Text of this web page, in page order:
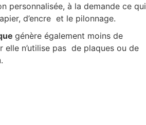
personnalisée, à la demande ce qui
d’encre et le pilonnage.
génère également moins de
elle n’utilise pas de plaques ou de